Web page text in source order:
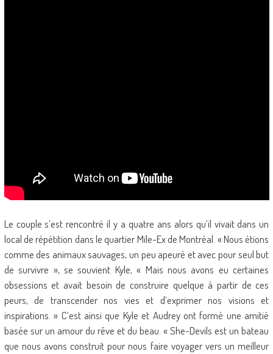
Le couple s’est rencontré il y a quatre ans alors qu’il vivait dans un
local de répétition dans le quartier Mile-Ex de Montréal. « Nous étions
comme des animaux sauvages, un peu apeuré et avec pour seul but
de survivre », se souvient Kyle, « Mais nous avons eu certaines
obsessions et avait besoin de construire quelque à partir de ces
peurs, de transcender nos vies et d’exprimer nos visions et
inspirations. » C’est ainsi que Kyle et Audrey ont formé une amitié
basée sur un amour du rêve et du beau. « She-Devils est un bateau
que nous avons construit pour nous faire voyager vers un meilleur